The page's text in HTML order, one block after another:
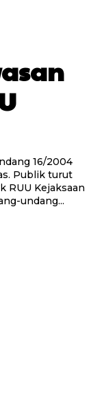
Publik turut
RUU Kejaksaan
undang...